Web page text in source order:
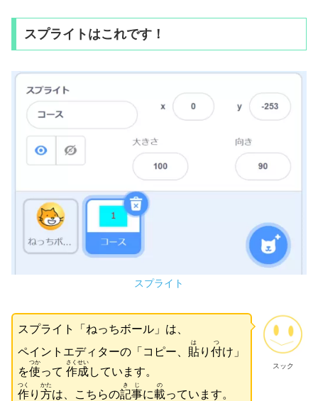
スプライトはこれです！
スプライト
スック
スプライト「 ねっちボール 」は、
ペイントエディターの「コピー、 貼
は
り 付
つ
け」
を使
つか
って 作成
さくせい
しています。
作
つく
り 方
かた
は、こちらの記事
きじ
に載
の
っています。